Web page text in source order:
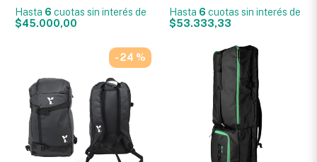
Hasta 6 cuotas sin interésde
$45.000,00
Hasta 6 cuotas sin interés de
$53.333,33
- 24 %